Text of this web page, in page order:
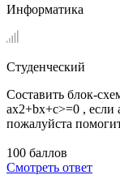
Информатика
Студенческий
Составить блок-
ax2+bx+c>=0 , если
пожалуйста
100 баллов
Смотреть ответ